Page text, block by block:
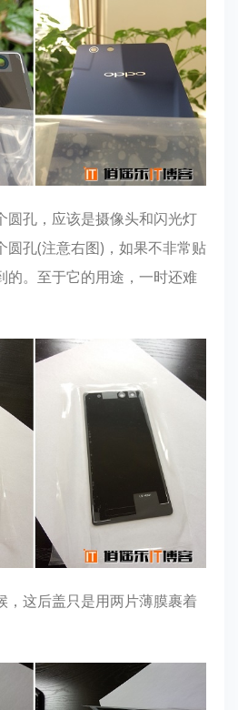
圆孔，应该是摄像头和闪光灯
圆孔(注意右图)，如果不非常贴
的。至于它的用途，一时还难
，这后盖只是用两片薄膜裹着